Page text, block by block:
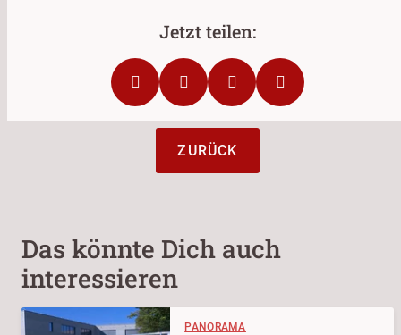
ZURÜCK
Das könnte Dich auch
interessieren
PANORAMA